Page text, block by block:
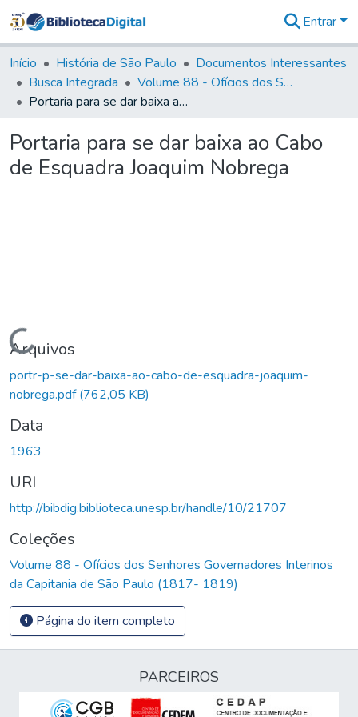
&
Coleções
Tudo na
Biblioteca
Estatísticas
Entrar
Início História de São Paulo
Documentos Interessantes
Busca Integrada
Volume 88 - Ofícios dos Senhores Governadores Interinos da Capitania de São Paulo (1817- 1819)
Portaria para se dar baixa ao Cabo de Esquadra Joaquim Nobrega
Portaria para se dar baixa ao Cabo
de Esquadra Joaquim Nobrega
Carregando...
Arquivos
portr-p-se-dar-baixa-ao-cabo-de-esquadra-joaquim-
nobrega.pdf(762,05 KB)
Data
1963
URI
http://bibdig.biblioteca.unesp.br/handle/10/21707
Coleções
Volume 88 - Ofícios dos Senhores Governadores Interinos
da Capitania de São Paulo (1817- 1819)
Página do item completo
PARCEIROS